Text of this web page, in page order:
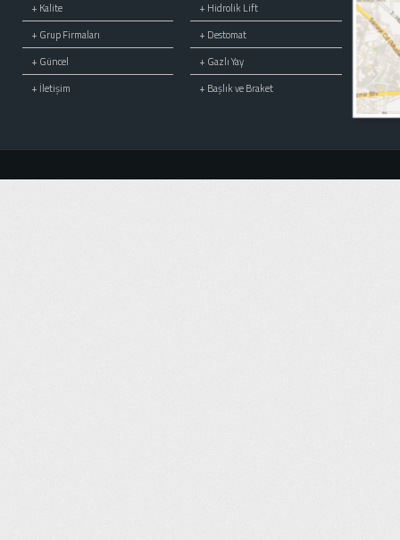
+ Kalite
+ Grup Firmaları
+ Güncel
+ İletişim
+ Hidrolik Lift
+ Destomat
+ Gazlı Yay
+ Başlık ve Braket